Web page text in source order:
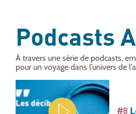
Podcasts
À travers une série de podcasts,
pour un voyage dans l’univers de
#8